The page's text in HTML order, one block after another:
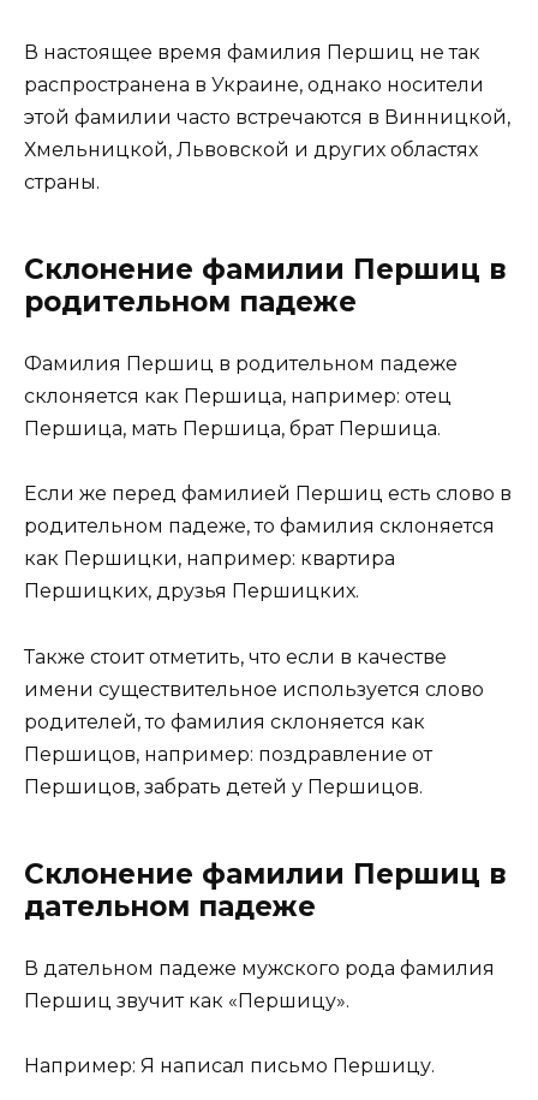
В настоящее время фамилия Першиц не так
распространена в Украине, однако носители
этой фамилии часто встречаются в Винницкой,
Хмельницкой, Львовской и других областях
страны.
Склонение фамилии Першиц в
родительном падеже
Фамилия Першиц в родительном падеже
склоняется как Першица, например: отец
Першица, мать Першица, брат Першица.
Если же перед фамилией Першиц есть слово в
родительном падеже, то фамилия склоняется
как Першицки, например: квартира
Першицких, друзья Першицких.
Также стоит отметить, что если в качестве
имени существительное используется слово
родителей, то фамилия склоняется как
Першицов, например: поздравление от
Першицов, забрать детей у Першицов.
Склонение фамилии Першиц в
дательном падеже
В дательном падеже мужского рода фамилия
Першиц звучит как «Першицу».
Например: Я написал письмо Першицу.